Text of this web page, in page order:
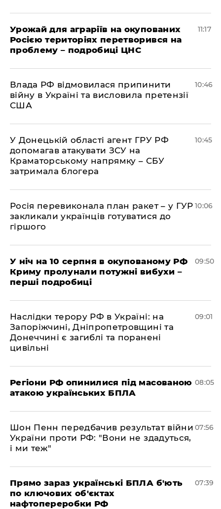
Урожай для аграріїв на окупованих
Росією територіях перетворився на
проблему – подробиці ЦНС
11:17
Влада РФ відмовилася припинити
війну в Україні та висловила претензії
США
10:46
У Донецькій області агент ГРУ РФ
допомагав атакувати ЗСУ на
Краматорському напрямку – СБУ
затримала блогера
10:45
Росія перевиконала план ракет – у ГУР
закликали українців готуватися до
гіршого
10:06
У ніч на 10 серпня в окупованому РФ
Криму пролунали потужні вибухи –
перші подробиці
09:50
Наслідки терору РФ в Україні: на
Запоріжчині, Дніпропетровщині та
Донеччині є загиблі та поранені
цивільні
09:01
Регіони РФ опинилися під масованою
атакою українських БПЛА
08:05
Шон Пенн передбачив результат війни
України проти РФ: "Вони не здадуться,
і ми теж"
07:56
Прямо зараз українські БПЛА б'ють
по ключових об'єктах
нафтопереробки РФ
07:39